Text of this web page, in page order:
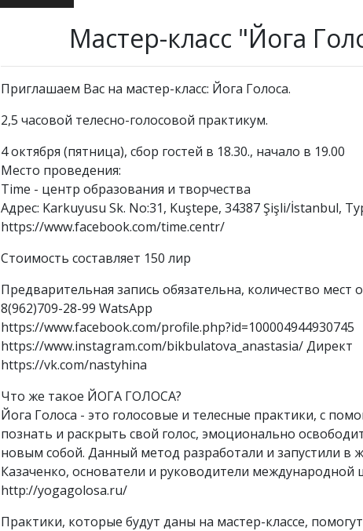
Мастер-класс "Йога
Приглашаем Вас на мастер-класс: Йога Голоса.
2,5 часовой телесно-голосовой практикум.
4 октября (пятница), сбор гостей в 18.30., начало в 19.00
Место проведения:
Time - центр образования и творчества
Адрес: Karkuyusu Sk. No:31, Kuştepe, 34387 Şişli/İstanbul,
https://www.facebook.com/time.centr/
Стоимость составляет 150 лир
Предварительная запись обязательна, количество мест
8(962)709-28-99 WatsApp
https://www.facebook.com/profile.php?id=100004944930745
https://www.instagram.com/bikbulatova_anastasia/ Директ
https://vk.com/nastyhina
Что же такое ЙОГА ГОЛОСА?
Йога Голоса - это голосовые и телесные практики, с
познать и раскрыть свой голос, эмоционально
новым собой. Данный метод разработали и запустили в
Казаченко, основатели и руководители международной
http://yogagolosa.ru/
Практики, которые будут даны на мастер-классе,